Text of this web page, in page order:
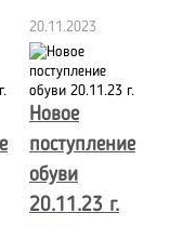
20.11.2023
Новое
поступление
обуви
20.11.23 г.